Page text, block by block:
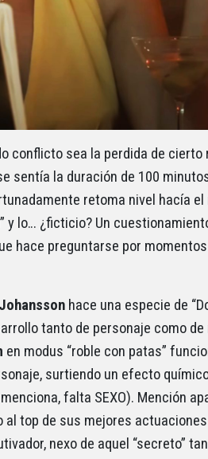
conflicto sea la perdida de cierto
sentía la duración de 100
retoma nivel hacía el
y lo… ¿ficticio? Un
hace preguntarse por
hace una especie de
tanto de personaje como
en modus “roble con patas”
surtiendo un efecto
falta SEXO). Mención
al top de sus mejores
nexo de aquel “secreto”